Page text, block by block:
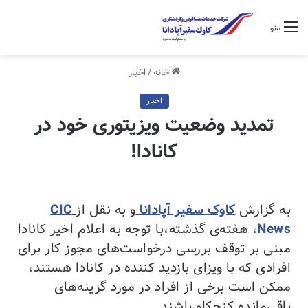
منو
خانه/اخبار
اخبار
تمدید وضعیت ویزیتوری خود در
کانادا!
به گزارشکاوک سفیر آپاداناو به نقل ازCIC
News،هفته‌ی گذشته،با توجه به اعلام اخیر کانادا
مبنی بر توقف بررسی درخواست‌های مجوز کار برای
افرادی که با ویزای بازدید کننده در کانادا هستند،
ممکن است برخی از افراد در مورد گزینه‌های